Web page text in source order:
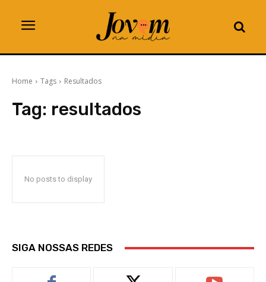
Home Tags Resultados
Tag: resultados
No posts to display
SIGA NOSSAS REDES